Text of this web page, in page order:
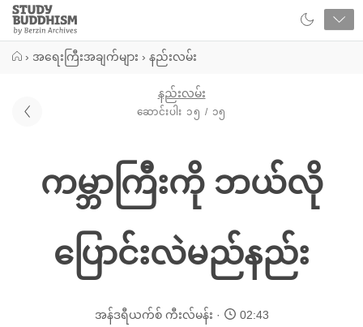
Close
Study
Buddhism
› အရေးကြီးအချက်များ › နည်းလမ်း
နည်းလမ်း
ဆောင်းပါး ၁၅ / ၁၅
ကမ္ဘာကြီးကို ဘယ်လို
ပြောင်းလဲမည်နည်း
အန်ဒရီယက်စ် ကီးလ်မန်း 02:43